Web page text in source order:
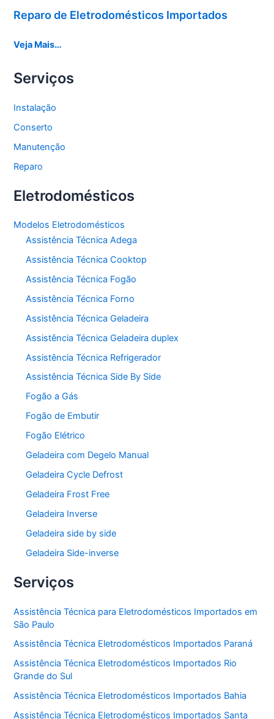
Reparo de Eletrodomésticos Importados
Veja Mais…
Serviços
Instalação
Conserto
Manutenção
Reparo
Eletrodomésticos
Modelos Eletrodomésticos
Assistência Técnica Adega
Assistência Técnica Cooktop
Assistência Técnica Fogão
Assistência Técnica Forno
Assistência Técnica Geladeira
Assistência Técnica Geladeira duplex
Assistência Técnica Refrigerador
Assistência Técnica Side By Side
Fogão a Gás
Fogão de Embutir
Fogão Elétrico
Geladeira com Degelo Manual
Geladeira Cycle Defrost
Geladeira Frost Free
Geladeira Inverse
Geladeira side by side
Geladeira Side-inverse
Serviços
Assistência Técnica para Eletrodomésticos Importados em
São Paulo
Assistência Técnica Eletrodomésticos Importados Paraná
Assistência Técnica Eletrodomésticos Importados Rio
Grande do Sul
Assistência Técnica Eletrodomésticos Importados Bahia
Assistência Técnica Eletrodomésticos Importados Santa